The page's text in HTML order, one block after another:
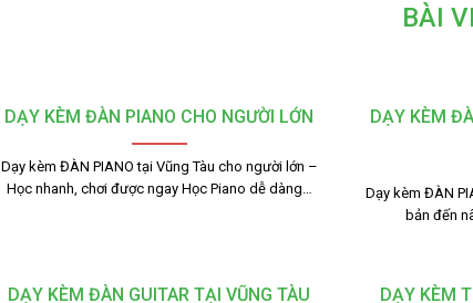
BÀI
DẠY KÈM ĐÀN PIANO CHO NGƯỜI LỚN
Dạy kèm ĐÀN PIANO tại Vũng Tàu cho người lớn –
Học nhanh, chơi được ngay Học Piano dễ dàng…
DẠY KÈM
Dạy kèm ĐÀN
bản đến
DẠY KÈM ĐÀN GUITAR TẠI VŨNG TÀU DẠY KÈM